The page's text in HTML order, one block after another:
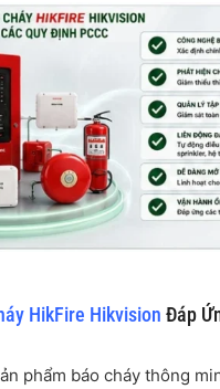
HikFire Hikvision Đáp
phẩm báo cháy thông